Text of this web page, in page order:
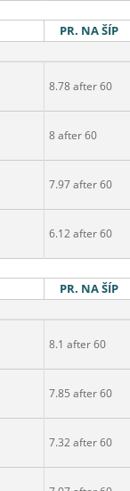
PR. NA ŠÍP
8.78 after 60
8 after 60
7.97 after 60
6.12 after 60
PR. NA ŠÍP
8.1 after 60
7.85 after 60
7.32 after 60